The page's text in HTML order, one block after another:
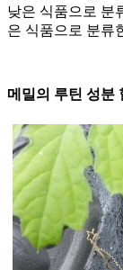
낮은 식품으로 분
은 식품으로 분류
메밀의 루틴 성분